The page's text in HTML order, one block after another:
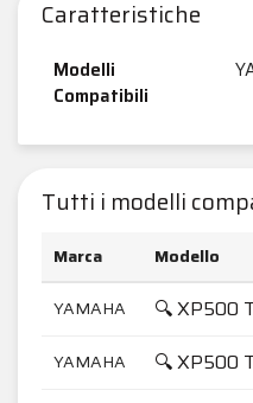
Caratteristiche
Modelli
Compatibili
Tutti i modelli
Marca Modello
YAMAHA
🔍 XP500
YAMAHA 🔍 XP500